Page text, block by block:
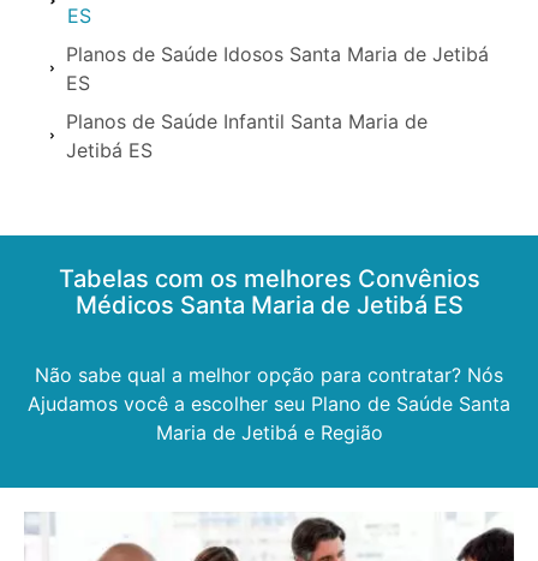
ES
Planos de Saúde Idosos Santa Maria de Jetibá
ES
Planos de Saúde Infantil Santa Maria de
Jetibá ES
Tabelas com os melhores Convênios
Médicos Santa Maria de Jetibá ES
Não sabe qual a melhor opção para contratar? Nós
Ajudamos você a escolher seu Plano de Saúde Santa
Maria de Jetibá e Região